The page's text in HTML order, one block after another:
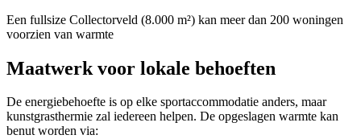
Een fullsize Collectorveld (8.000 m²) kan meer dan 200 woningen
voorzien van warmte
Maatwerk voor lokale behoeften
De energiebehoefte is op elke sportaccommodatie anders, maar
kunstgrasthermie zal iedereen helpen. De opgeslagen warmte kan
benut worden via: